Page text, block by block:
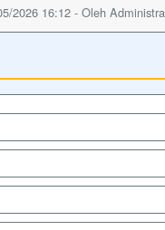
2026 16:12 - Oleh